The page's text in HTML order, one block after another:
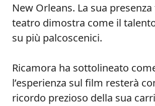
New Orleans. La sua
teatro dimostra come il
su più palcoscenici.
Ricamora ha sottolineato
l’esperienza sul film resterà
ricordo prezioso della sua